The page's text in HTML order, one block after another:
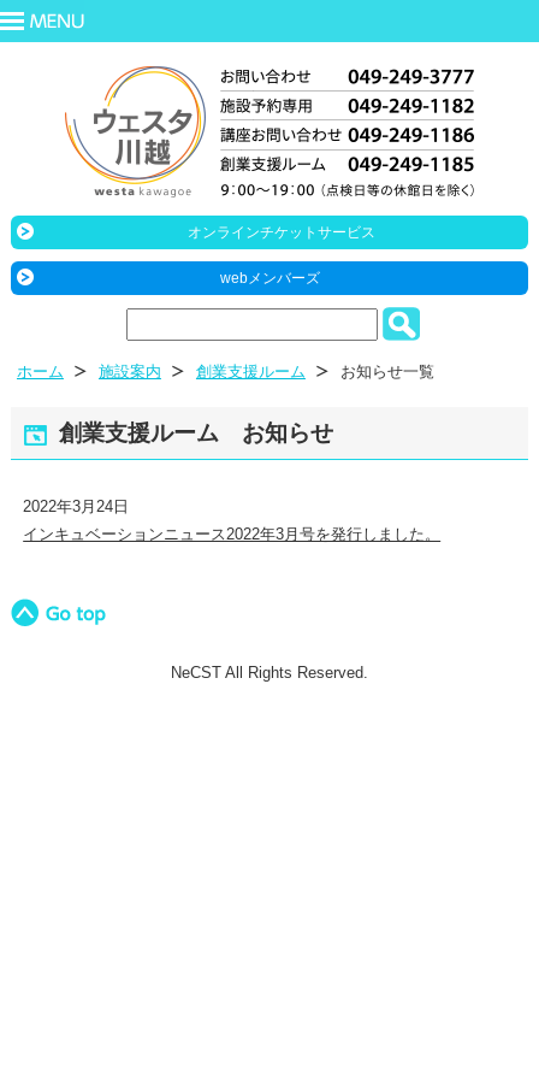
オンラインチケットサービス
webメンバーズ
ホーム 施設案内 創業支援ルーム お知らせ一覧
創業支援ルーム お知らせ
2022年3月24日
インキュベーションニュース2022年3月号を発行しました。
NeCST All Rights Reserved.